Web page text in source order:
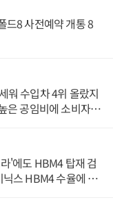
드8 사전예약 개통 8
워 수입차 4위 올랐지
은 공임비에 소비자
'에도 HBM4 탑재 검
닉스 HBM4 수율에 주